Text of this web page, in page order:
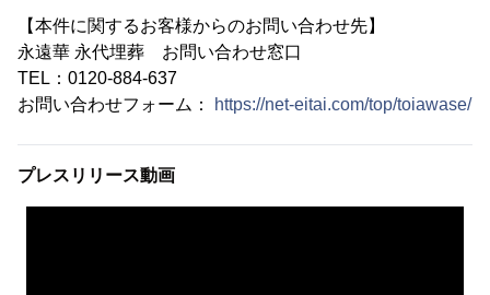
【本件に関するお客様からのお問い合わせ先】
永遠華 永代埋葬 お問い合わせ窓口
TEL：0120-884-637
お問い合わせフォーム：
https://net-eitai.com/top/toiawase/
プレスリリース動画